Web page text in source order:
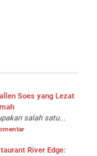
Soes yang Lezat
salah satu...
River Edge: